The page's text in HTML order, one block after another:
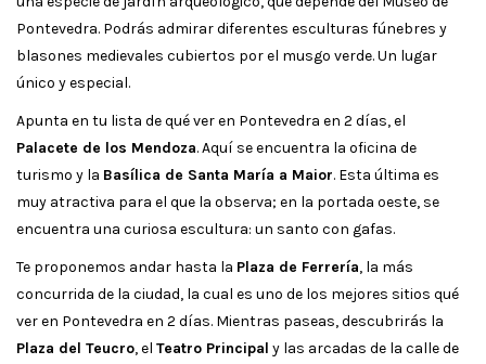
Pontevedra. Podrás admirar diferentes esculturas fúnebres y
blasones medievales cubiertos por el musgo verde. Un lugar
único y especial.
Apunta en tu lista de qué ver en Pontevedra en 2 días, el
Palacete de los Mendoza. Aquí se encuentra la oficina de
turismo y la Basílica de Santa María a Maior. Esta última es
muy atractiva para el que la observa; en la portada oeste, se
encuentra una curiosa escultura: un santo con gafas.
Te proponemos andar hasta la Plaza de Ferrería, la más
concurrida de la ciudad, la cual es uno de los mejores sitios qué
ver en Pontevedra en 2 días. Mientras paseas, descubrirás la
Plaza del Teucro, el Teatro Principal y las arcadas de la calle de